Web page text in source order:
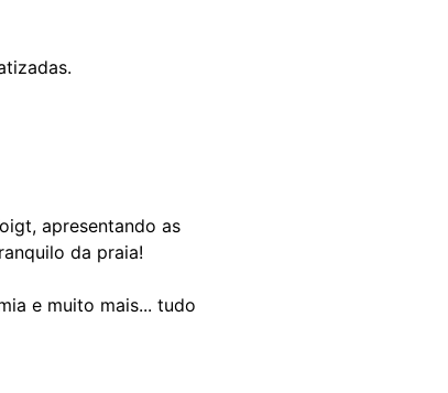
apresentando as
da praia!
e muito mais... tudo